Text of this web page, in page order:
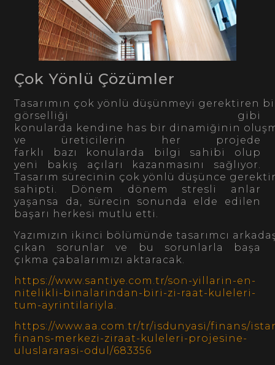
Çok Yönlü Çözümler
Tasarımın çok yönlü düşünmeyi gerektiren
görselliği gibi
konularda kendine has bir dinamiğinin
ve üreticilerin her projede
farklı bazı konularda bilgi sahibi olup
yeni bakış açıları kazanmasını sağlıyor.
Tasarım sürecinin çok yönlü düşünce
sahipti. Dönem dönem stresli anlar
yaşansa da, sürecin sonunda elde edilen
başarı herkesi mutlu etti.
Yazımızın ikinci bölümünde tasarımcı
çıkan sorunlar ve bu sorunlarla başa
çıkma çabalarımızı aktaracak.
https://www.santiye.com.tr/son-yillarin-en-
nitelikli-binalarindan-biri-zi-raat-kuleleri-
tum-ayrintilariyla.
https://www.aa.com.tr/tr/isdunyasi/finans/
finans-merkezi-ziraat-kuleleri-projesine-
uluslararasi-odul/683356